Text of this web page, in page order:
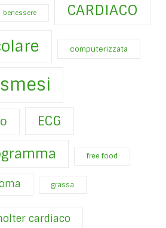
benessere CARDIACO
computerizzata
ECG
free food
grassa
cardiaco